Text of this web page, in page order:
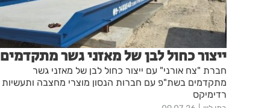
ייצור כחול לבן של מאזני גשר מתקדמים
חברת "צח אורני" עם ייצור כחול לבן של מאזני גשר
מתקדמים בשת"פ עם חברות הנסון מוצרי מחצבה ותעשיות
רדימיקס